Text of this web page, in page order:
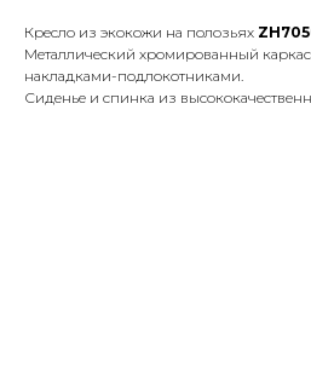
Кресло из экокожи на полозьях
Металлический хромированный
накладками-подлокотниками.
Сиденье и спинка из